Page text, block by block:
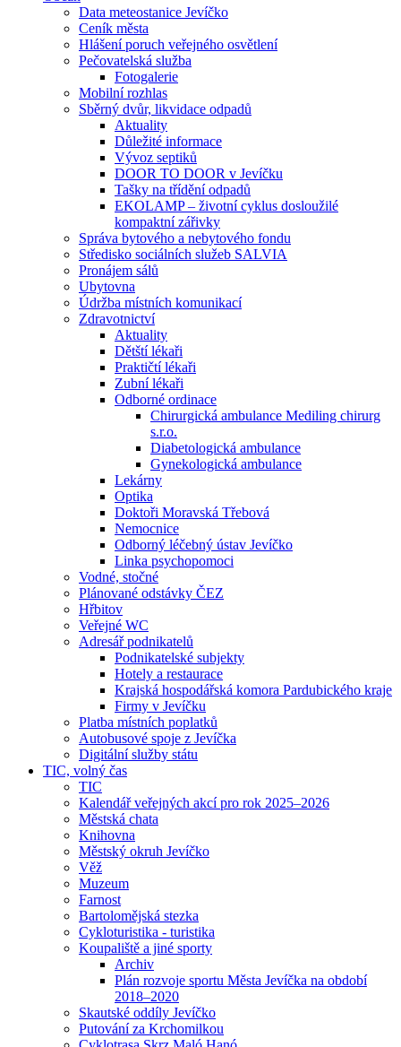
Data meteostanice Jevíčko
Ceník města
Hlášení poruch veřejného osvětlení
Pečovatelská služba
Fotogalerie
Mobilní rozhlas
Sběrný dvůr, likvidace odpadů
Aktuality
Důležité informace
Vývoz septiků
DOOR TO DOOR v Jevíčku
Tašky na třídění odpadů
EKOLAMP – životní cyklus dosloužilé
kompaktní zářivky
Správa bytového a nebytového fondu
Středisko sociálních služeb SALVIA
Pronájem sálů
Ubytovna
Údržba místních komunikací
Zdravotnictví
Aktuality
Dětští lékaři
Praktičtí lékaři
Zubní lékaři
Odborné ordinace
Chirurgická ambulance Mediling chirurg
s.r.o.
Diabetologická ambulance
Gynekologická ambulance
Lekárny
Optika
Doktoři Moravská Třebová
Nemocnice
Odborný léčebný ústav Jevíčko
Linka psychopomoci
Vodné, stočné
Plánované odstávky ČEZ
Hřbitov
Veřejné WC
Adresář podnikatelů
Podnikatelské subjekty
Hotely a restaurace
Krajská hospodářská komora Pardubického kraje
Firmy v Jevíčku
Platba místních poplatků
Autobusové spoje z Jevíčka
Digitální služby státu
TIC, volný čas
TIC
Kalendář veřejných akcí pro rok 2025–2026
Městská chata
Knihovna
Městský okruh Jevíčko
Věž
Muzeum
Farnost
Bartolomějská stezka
Cykloturistika - turistika
Koupaliště a jiné sporty
Archiv
Plán rozvoje sportu Města Jevíčka na období
2018–2020
Skautské oddíly Jevíčko
Putování za Krchomilkou